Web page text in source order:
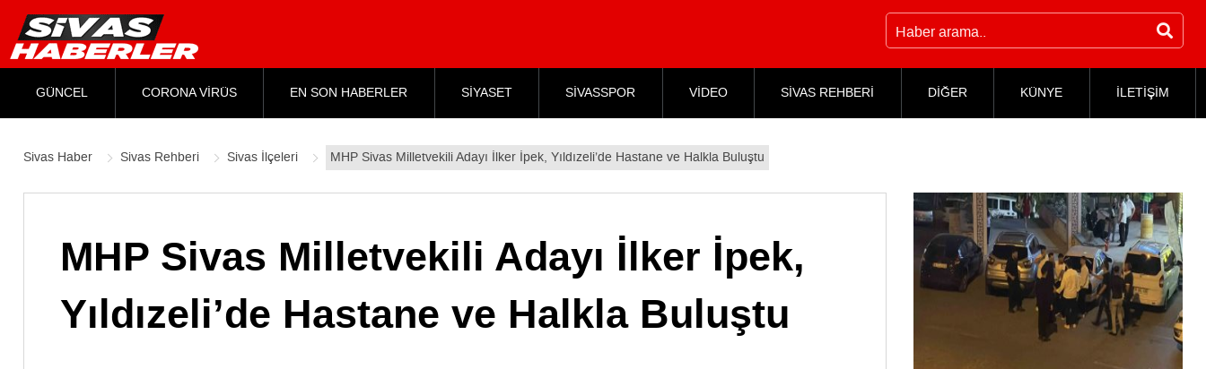
GÜNCEL CORONA VİRÜS EN SON HABERLER SİYASET SİVASSPOR VİDEO SİVAS REHBERİ DİĞER KÜNYE İLETİŞİM
Sivas Haber Sivas Rehberi Sivas İlçeleri MHP Sivas Milletvekili Adayı İlker İpek, Yıldızeli’de Hastane ve Halkla Buluştu
MHP Sivas Milletvekili Adayı İlker İpek,
Yıldızeli’de Hastane ve Halkla Buluştu